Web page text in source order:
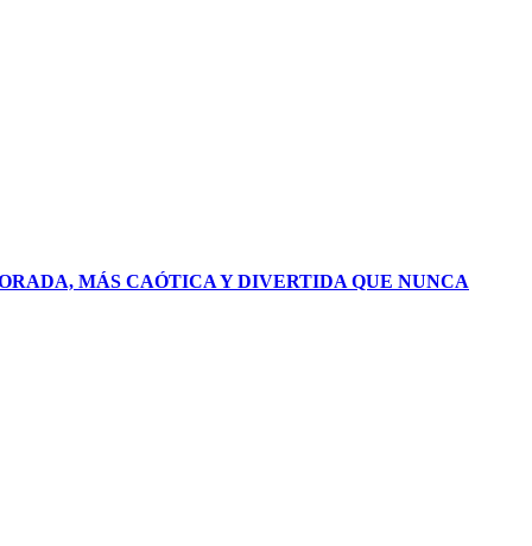
MÁS CAÓTICA Y DIVERTIDA QUE NUNCA